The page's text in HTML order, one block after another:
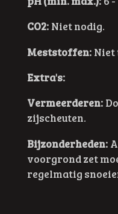
CO2:Niet nodig.
Meststoffen:Niet
Extra's:
Vermeerderen:
zijscheuten.
Bijzonderheden:
voorgrond zet
regelmatig